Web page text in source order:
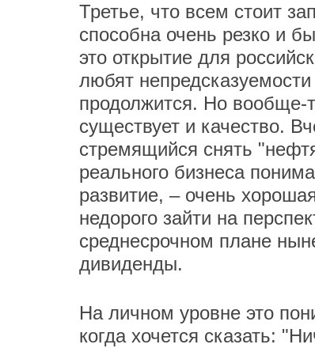
Третье, что всем стоит
способна очень резко и
это открытие для
любят непредсказуемости
продолжится. Но вообще-
существует и качество.
стремящийся снять
реального бизнеса
развитие, – очень
недорого зайти на
среднесрочном плане
дивиденды.
На личном уровне это
когда хочется сказать: